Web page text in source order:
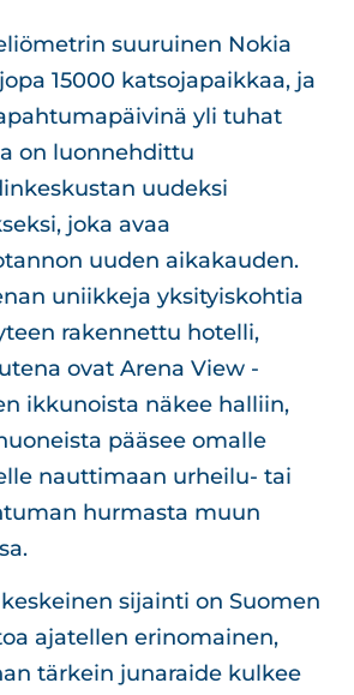
suuruinen Nokia
15000 katsojapaikkaa, ja
yli tuhat
on luonnehdittu
uudeksi
joka avaa
uuden aikakauden.
uniikkeja yksityiskohtia
rakennettu hotelli,
ovat Arena View -
ikkunoista näkee halliin,
pääsee omalle
nauttimaan urheilu- tai
hurmasta muun
sijainti on Suomen
ajatellen erinomainen,
tärkein junaraide kulkee